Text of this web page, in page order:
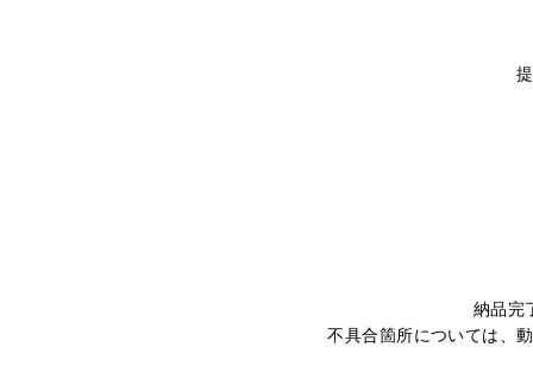
納品完
不具合箇所については、